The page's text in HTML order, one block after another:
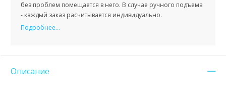
без проблем помещается в него. В случае ручного подъема
- каждый заказ расчитывается индивидуально.
Подробнее...
Описание